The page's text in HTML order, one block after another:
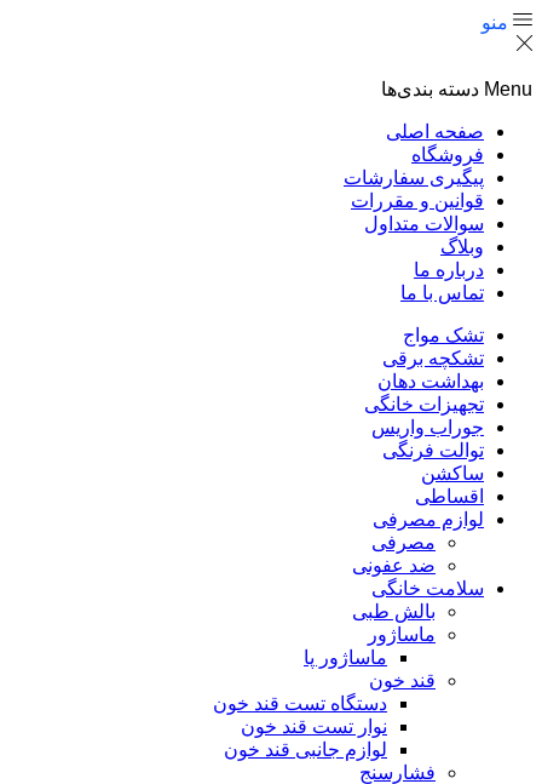
منو
Menu دسته بندی‌ها
صفحه اصلی
فروشگاه
پیگیری سفارشات
قوانین و مقررات
سوالات متداول
وبلاگ
درباره ما
تماس با ما
تشک مواج
تشکچه برقی
بهداشت دهان
تجهیزات خانگی
جوراب واریس
توالت فرنگی
ساکشن
اقساطی
لوازم مصرفی
مصرفی
ضد عفونی
سلامت خانگی
بالش طبی
ماساژور
ماساژور پا
قند خون
دستگاه تست قند خون
نوار تست قند خون
لوازم جانبی قند خون
فشارسنج